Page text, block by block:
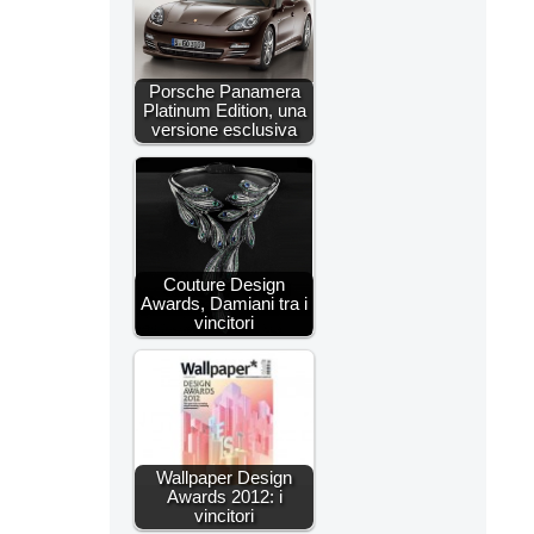
Porsche Panamera
Platinum Edition, una
versione esclusiva
Couture Design
Awards, Damiani tra i
vincitori
Wallpaper Design
Awards 2012: i
vincitori